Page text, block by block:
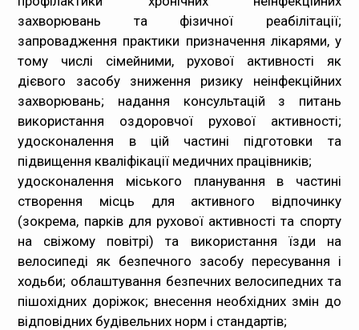
захворювань та фізичної реабілітації;
запровадження практики призначення лікарями, у
тому числі сімейними, рухової активності як
дієвого засобу зниження ризику неінфекційних
захворювань; надання консультацій з питань
використання оздоровчої рухової активності;
удосконалення в цій частині підготовки та
підвищення кваліфікації медичних працівників;
удосконалення міського планування в частині
створення місць для активного відпочинку
(зокрема, парків для рухової активності та спорту
на свіжому повітрі) та використання їзди на
велосипеді як безпечного засобу пересування і
ходьби; облаштування безпечних велосипедних та
пішохідних доріжок; внесення необхідних змін до
відповідних будівельних норм і стандартів;